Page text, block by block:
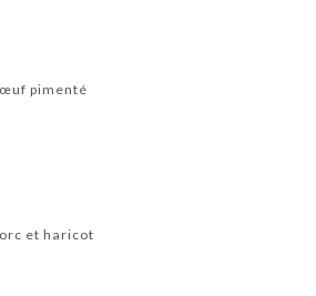
pimenté
et haricot